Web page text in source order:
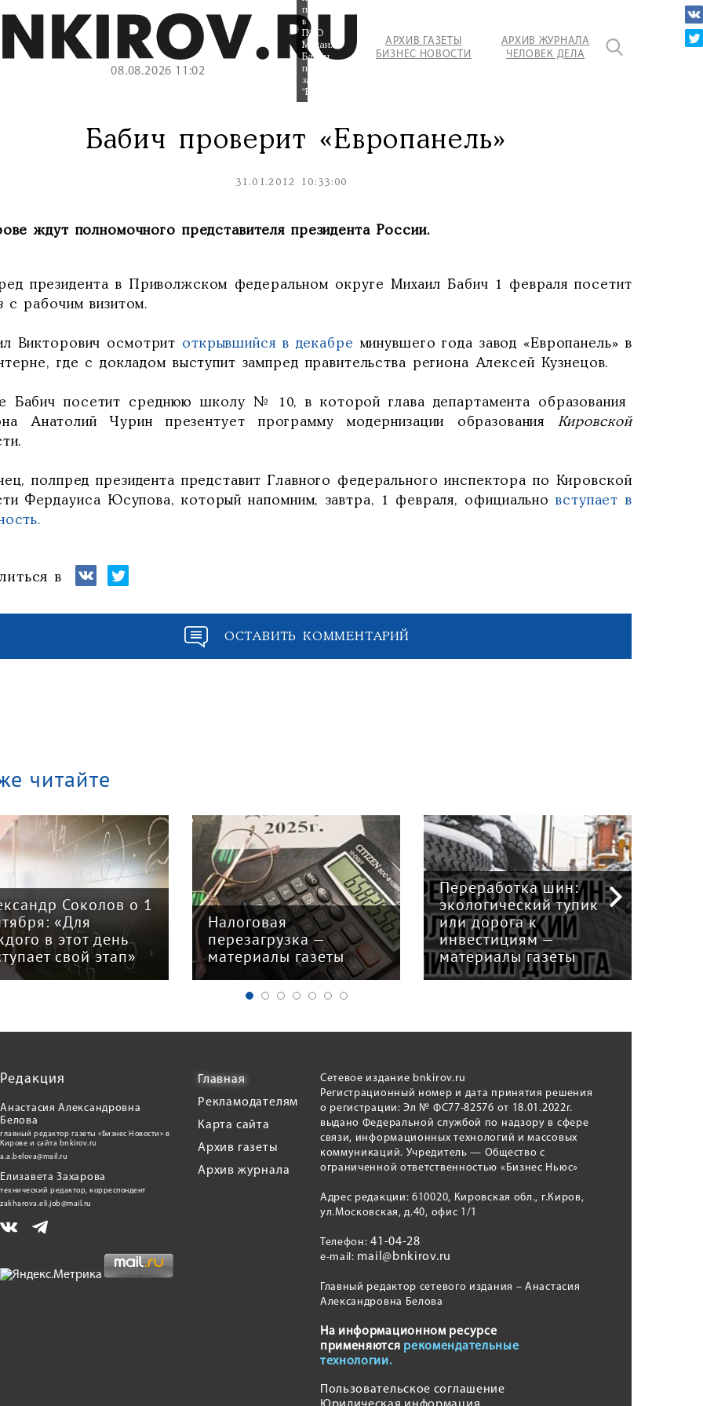
08.08.2026 11:02
АРХИВ ГАЗЕТЫ
БИЗНЕС НОВОСТИ
АРХИВ ЖУРНАЛА
ЧЕЛОВЕК ДЕЛА
президента
в
ПФО
Михаил
Бабич
посетит
завод
"Европанель".
Бабич проверит «Европанель»
31.01.2012 10:33:00
ждут полномочного представителя президента России.
президента в Приволжском федеральном округе Михаил Бабич 1 февраля посетит
с рабочим визитом.
Викторович осмотрит открывшийся в декабре
минувшего года завод «Европанель» в
где с докладом выступит зампред правительства региона Алексей Кузнецов.
Бабич посетит среднюю школу № 10, в которой глава департамента образования
Анатолий Чурин презентует программу модернизации образования Кировской
полпред президента представит Главного федерального инспектора по Кировской
Фердауиса Юсупова, который напомним, завтра, 1 февраля, официальновступает в
в
ОСТАВИТЬ КОММЕНТАРИЙ
читайте
Соколов о 1
«Для
в этот день
свой этап»
Налоговая
перезагрузка —
материалы газеты
Переработка шин:
экологический тупик
или дорога к
инвестициям —
материалы газеты
Редакция
Анастасия Александровна
Белова
главный редактор газеты «Бизнес Новости» в
Кирове и сайта bnkirov.ru
a.a.belova@mail.ru
Елизавета Захарова
технический редактор, корреспондент
zakharova.eli.job@mail.ru
Главная
Рекламодателям
Карта сайта
Архив газеты
Архив журнала
Сетевое издание bnkirov.ru
Регистрационный номер и дата принятия решения
о регистрации: Эл № ФС77-82576 от 18.01.2022г.
выдано Федеральной службой по надзору в сфере
связи, информационных технологий и массовых
коммуникаций. Учредитель — Общество с
ограниченной ответственностью «Бизнес Ньюс»
Адрес редакции: 610020, Кировская обл., г.Киров,
ул.Московская, д.40, офис 1/1
Телефон:41-04-28
e-mail: mail@bnkirov.ru
Главный редактор сетевого издания – Анастасия
Александровна Белова
На информационном ресурсе
применяются рекомендательные
технологии.
Пользовательское соглашение